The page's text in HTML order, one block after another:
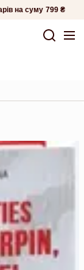
на суму 799 ₴